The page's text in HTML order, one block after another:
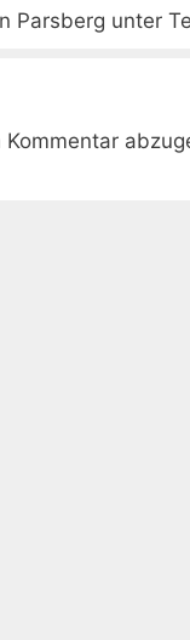
Parsberg unter
Kommentar